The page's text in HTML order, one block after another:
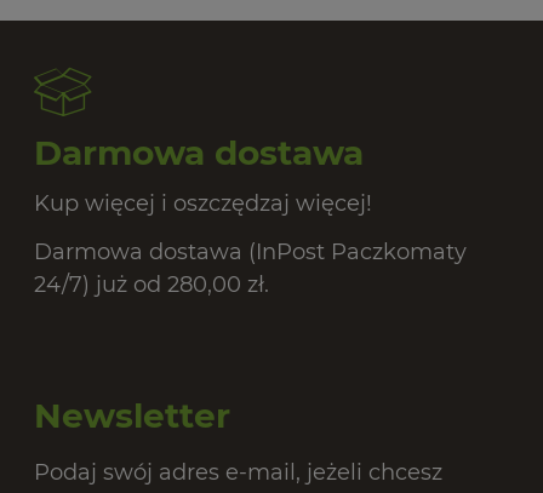
Darmowa dostawa
Kup więcej i oszczędzaj więcej!
Darmowa dostawa (InPost Paczkomaty
24/7) już od 280,00 zł.
Newsletter
Podaj swój adres e-mail, jeżeli chcesz